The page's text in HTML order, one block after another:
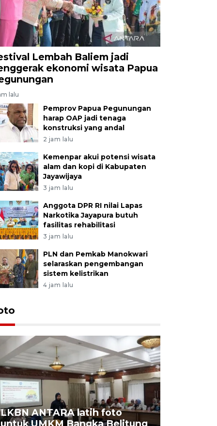
Lembah Baliem jadi
ekonomi wisata Papua
lalu
Pemprov Papua Pegunungan
harap OAP jadi tenaga
konstruksi yang andal
2 jam lalu
Kemenpar akui potensi wisata
alam dan kopi di Kabupaten
Jayawijaya
3 jam lalu
Anggota DPR RI nilai Lapas
Narkotika Jayapura butuh
fasilitas rehabilitasi
3 jam lalu
PLN dan Pemkab Manokwari
selaraskan pengembangan
sistem kelistrikan
4 jam lalu
LKBN ANTARA latih foto